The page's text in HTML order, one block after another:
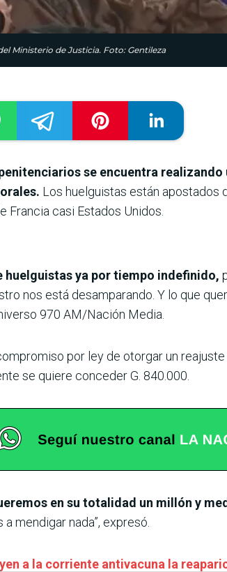
Ministerio de Justicia. Foto: Gentileza
se encuentra
Los huelguistas están apostados
Francia casi Estados Unidos.
huelguistas ya por tiempo indefinido,
nos está desamparando. Y lo que
970 AM/Nación Media.
por ley de otorgar un
se quiere conceder G. 840.000.
en su totalidad un millón y
mendigar nada”, expresó.
a la corriente antivacuna la